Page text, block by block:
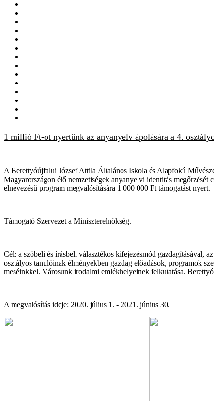
1 millió Ft-ot nyertünk az anyanyelv ápolására a 4.
A Berettyóújfalui József Attila Általános Iskola és Alapfokú
Magyarországon élő nemzetiségek anyanyelvi identitás
elnevezésű program megvalósítására 1 000 000 Ft támogatást nyert.
Támogató Szervezet a Miniszterelnökség.
Cél: a szóbeli és írásbeli választékos kifejezésmód gazdagításával,
osztályos tanulóinak élményekben gazdag előadások, programok
meséinkkel. Városunk irodalmi emlékhelyeinek felkutatása.
A megvalósítás ideje: 2020. július 1. - 2021. június 30.